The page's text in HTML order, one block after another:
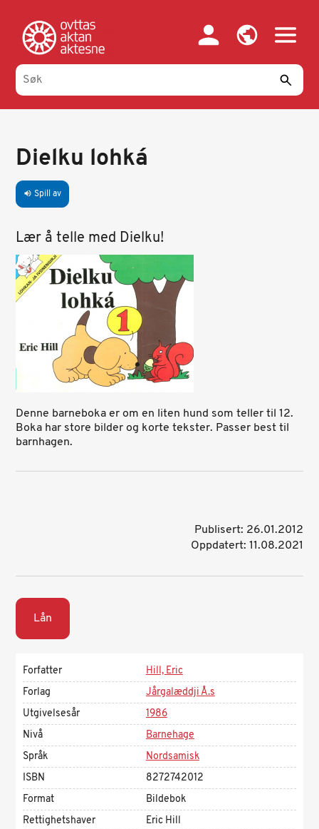
hovedinnhold
Dielku lohká
volume_up Spill av
Lær å telle med Dielku!
Denne barneboka er om en liten hund som teller til 12.
Boka har store bilder og korte tekster. Passer best til
barnhagen.
Publisert: 26.01.2012
Oppdatert: 11.08.2021
Lån
Forfatter
Hill, Eric
Forlag
Jårgalæddji Å.s
Utgivelsesår
1986
Nivå
Barnehage
Språk
Nordsamisk
ISBN
8272742012
Format
Bildebok
Rettighetshaver
Eric Hill